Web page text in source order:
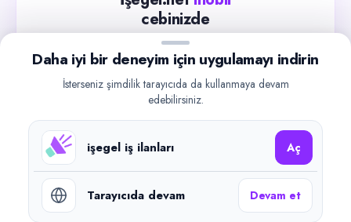
cebinizde
Güncel iş ilanlarını takip edin, işverenlerle hızlıca
iletişime geçin.
Google Play
©2026işegel.net. Tüm hakları saklıdır.
Daha iyi bir deneyim için uygulamayı indirin
İsterseniz şimdilik tarayıcıda da kullanmaya devam
edebilirsiniz.
işegel iş ilanları Aç
Tarayıcıda devam Devam et